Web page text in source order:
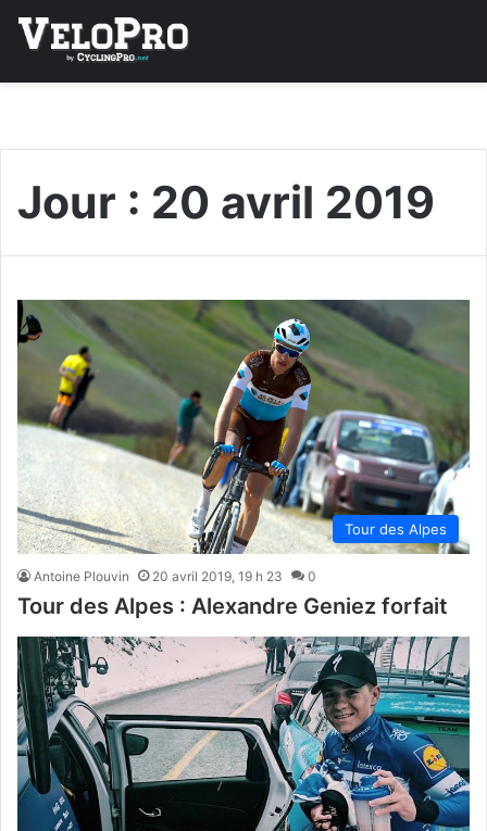
Jour : 20 avril 2019
Tour des Alpes
Antoine Plouvin 20 avril 2019, 19 h 23 0
Tour des Alpes : Alexandre Geniez forfait